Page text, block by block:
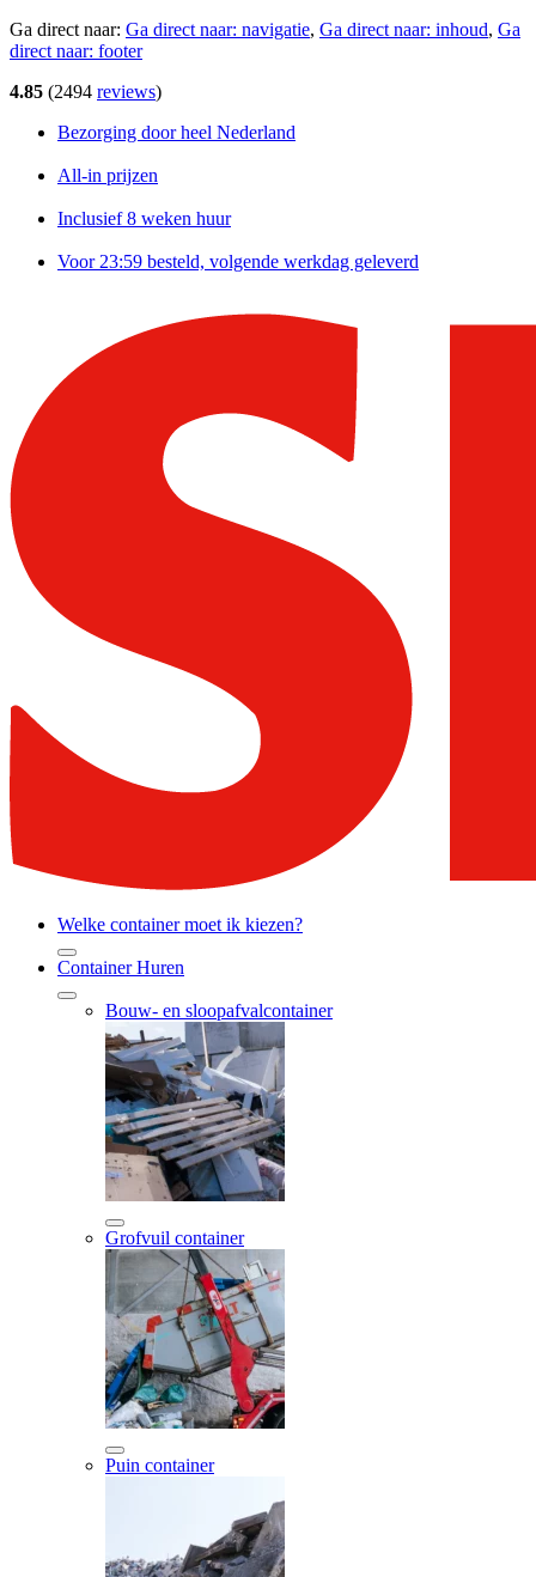
Ga direct naar: Ga direct naar: navigatie, Ga direct naar: inhoud, Ga
direct naar: footer
4.85 (2494 reviews)
Bezorging door heel Nederland
All-in prijzen
Inclusief 8 weken huur
Voor 23:59 besteld, volgende werkdag geleverd
Welke container moet ik kiezen?
Container Huren
Bouw- en sloopafvalcontainer
Grofvuil container
Puin container